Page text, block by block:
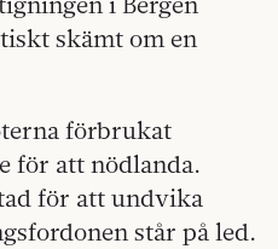
skämt om en
förbrukat
för att nödlanda.
för att undvika
står på led.